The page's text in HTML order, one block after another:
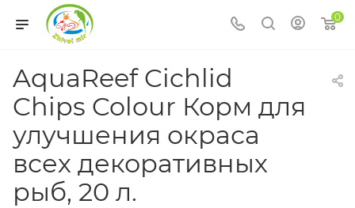
0
AquaReef Cichlid
Chips Colour Корм для
улучшения окраса
всех декоративных
рыб, 20 л.